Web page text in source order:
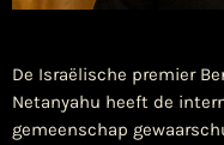
De Israëlische premier
Netanyahu heeft de
gemeenschap